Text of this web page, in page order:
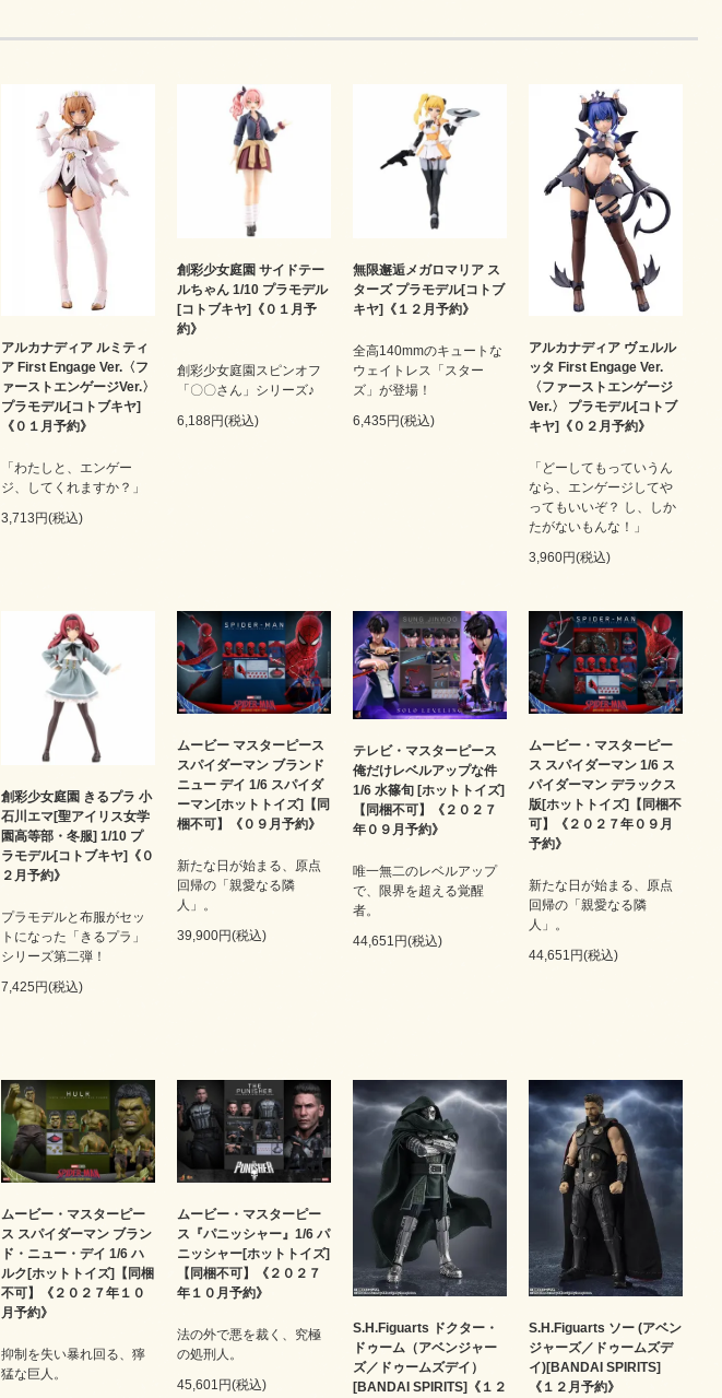
アルカナディア ルミティ
ア First Engage Ver.〈フ
ァーストエンゲージVer.〉
プラモデル[コトブキヤ]
《０１月予約》
「わたしと、エンゲー
ジ、してくれますか？」
3,713円(税込)
創彩少女庭園 サイドテー
ルちゃん 1/10 プラモデル
[コトブキヤ]《０１月予
約》
創彩少女庭園スピンオフ
「〇〇さん」シリーズ♪
6,188円(税込)
無限邂逅メガロマリア ス
ターズ プラモデル[コトブ
キヤ]《１２月予約》
全高140mmのキュートな
ウェイトレス「スター
ズ」が登場！
6,435円(税込)
アルカナディア ヴェルル
ッタ First Engage Ver.
〈ファーストエンゲージ
Ver.〉 プラモデル[コトブ
キヤ]《０２月予約》
「どーしてもっていうん
なら、エンゲージしてや
ってもいいぞ？ し、しか
たがないもんな！」
3,960円(税込)
創彩少女庭園 きるプラ 小
石川エマ[聖アイリス女学
園高等部・冬服] 1/10 プ
ラモデル[コトブキヤ]《０
２月予約》
プラモデルと布服がセッ
トになった「きるプラ」
シリーズ第二弾！
7,425円(税込)
ムービー マスターピース
スパイダーマン ブランド
ニュー デイ 1/6 スパイダ
ーマン[ホットトイズ]【同
梱不可】《０９月予約》
新たな日が始まる、原点
回帰の「親愛なる隣
人」。
39,900円(税込)
テレビ・マスターピース
俺だけレベルアップな件
1/6 水篠旬 [ホットトイズ]
【同梱不可】《２０２７
年０９月予約》
唯一無二のレベルアップ
で、限界を超える覚醒
者。
44,651円(税込)
ムービー・マスターピー
ス スパイダーマン 1/6 ス
パイダーマン デラックス
版[ホットトイズ]【同梱不
可】《２０２７年０９月
予約》
新たな日が始まる、原点
回帰の「親愛なる隣
人」。
44,651円(税込)
ムービー・マスターピー
ス スパイダーマン ブラン
ド・ニュー・デイ 1/6 ハ
ルク[ホットトイズ]【同梱
不可】《２０２７年１０
月予約》
抑制を失い暴れ回る、獰
猛な巨人。
ムービー・マスターピー
ス『パニッシャー』1/6 パ
ニッシャー[ホットトイズ]
【同梱不可】《２０２７
年１０月予約》
法の外で悪を裁く、究極
の処刑人。
45,601円(税込)
S.H.Figuarts ドクター・
ドゥーム（アベンジャー
ズ／ドゥームズデイ）
[BANDAI SPIRITS]《１２
S.H.Figuarts ソー (アベン
ジャーズ／ドゥームズデ
イ)[BANDAI SPIRITS]
《１２月予約》